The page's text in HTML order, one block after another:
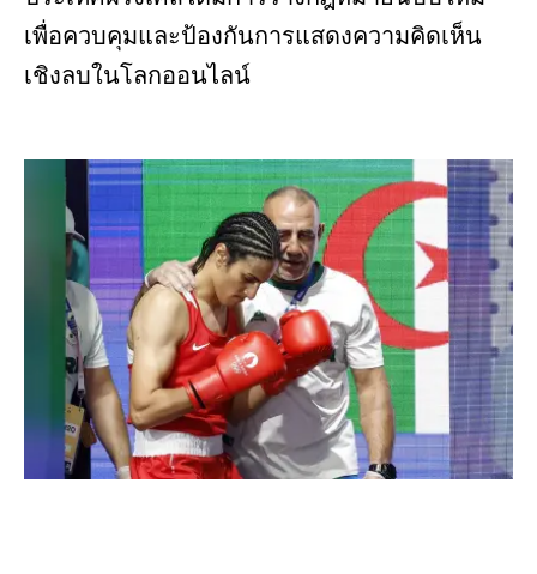
เพื่อควบคุมและป้องกันการแสดงความคิดเห็น
เชิงลบในโลกออนไลน์